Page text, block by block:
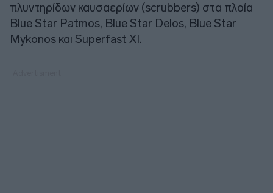
πλυντηρίδων καυσαερίων (scrubbers) στα πλοία
Blue Star Patmos, Blue Star Delos, Blue Star
Mykonos και Superfast XI.